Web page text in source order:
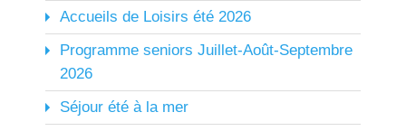
Accueils de Loisirs été 2026
Programme seniors Juillet-Août-Septembre
2026
Séjour été à la mer